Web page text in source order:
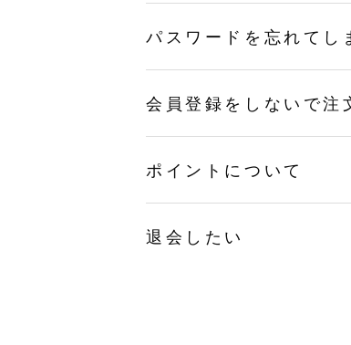
パスワードを忘れてし
会員登録をしないで注
ポイントについて
退会したい